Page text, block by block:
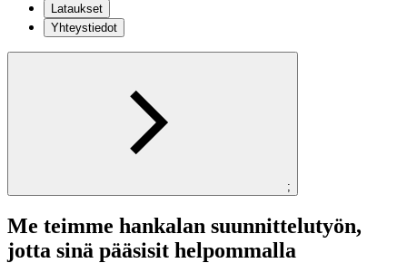
Lataukset
Yhteystiedot
;
Me teimme hankalan suunnittelutyön,
jotta sinä pääsisit helpommalla